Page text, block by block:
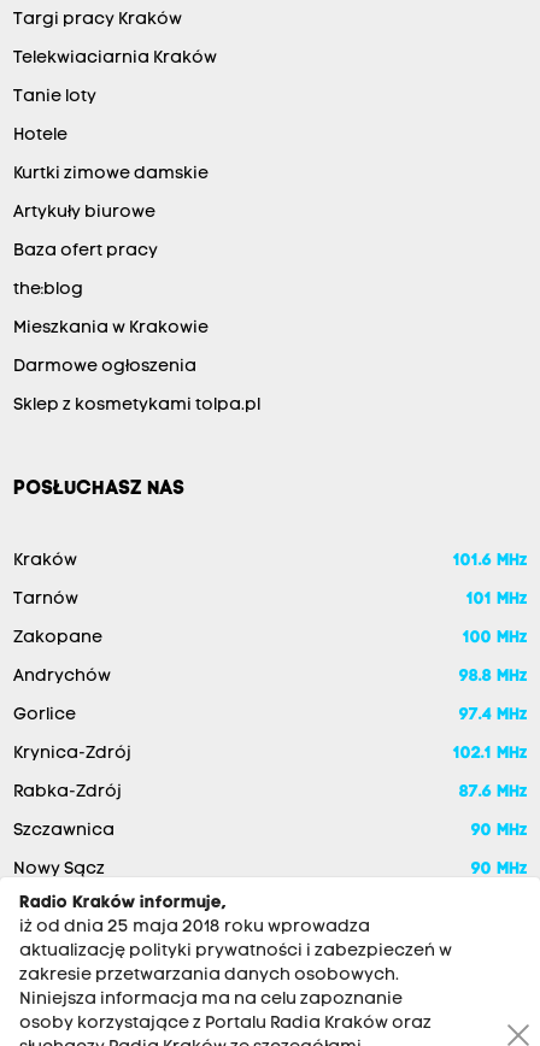
Targi pracy Kraków
Telekwiaciarnia Kraków
Tanie loty
Hotele
Kurtki zimowe damskie
Artykuły biurowe
Baza ofert pracy
the:blog
Mieszkania w Krakowie
Darmowe ogłoszenia
Sklep z kosmetykami tolpa.pl
POSŁUCHASZ NAS
Kraków 101.6 MHz
Tarnów 101 MHz
Zakopane 100 MHz
Andrychów 98.8 MHz
Gorlice 97.4 MHz
Krynica-Zdrój 102.1 MHz
Rabka-Zdrój 87.6 MHz
Szczawnica 90 MHz
Nowy Sącz
90 MHz
Radio Kraków informuje,
iż od dnia 25 maja 2018 roku wprowadza
aktualizację polityki prywatności i zabezpieczeń w
zakresie przetwarzania danych osobowych.
Niniejsza informacja ma na celu zapoznanie
osoby korzystające z Portalu Radia Kraków oraz